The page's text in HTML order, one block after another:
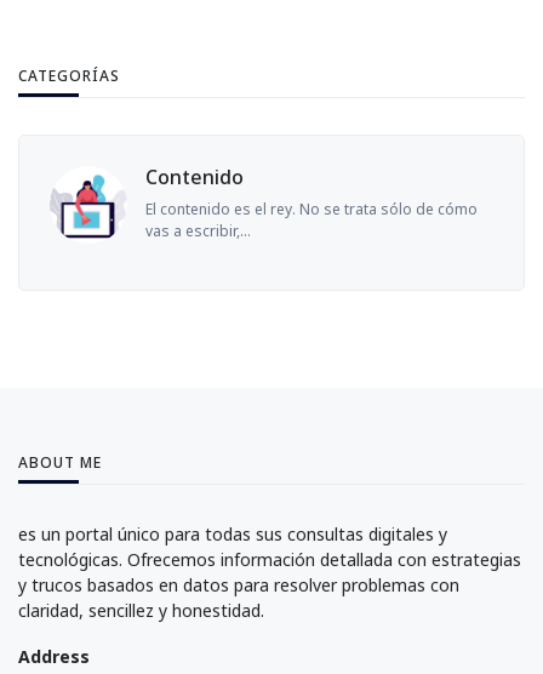
CATEGORÍAS
Contenido
El contenido es el rey. No se trata sólo de cómo
vas a escribir,...
ABOUT ME
es un portal único para todas sus consultas digitales y
tecnológicas. Ofrecemos información detallada con estrategias
y trucos basados en datos para resolver problemas con
claridad, sencillez y honestidad.
Address